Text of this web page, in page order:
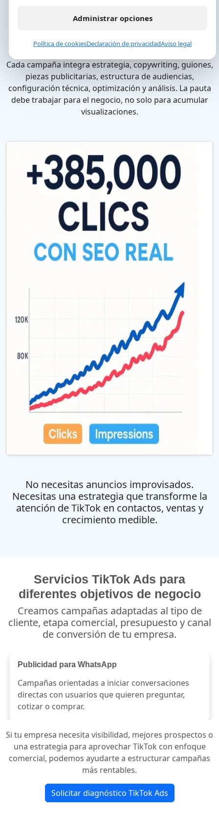
marcas que buscan llegar a nuevas
segmentadas y medibles.
Cada campaña integra estrategia, copywriting, guiones,
piezas publicitarias, estructura de audiencias,
configuración técnica, optimización y análisis. La pauta
debe trabajar para el negocio, no solo para acumular
visualizaciones.
No necesitas anuncios improvisados.
Necesitas una estrategia que transforme la
atención de TikTok en contactos, ventas y
crecimiento medible.
Servicios TikTok Ads para
diferentes objetivos de negocio
Creamos campañas adaptadas al tipo de
cliente, etapa comercial, presupuesto y canal
de conversión de tu empresa.
Publicidad para WhatsApp
Campañas orientadas a iniciar conversaciones
directas con usuarios que quieren preguntar,
cotizar o comprar.
Si tu empresa necesita visibilidad, mejores prospectos o
una estrategia para aprovechar TikTok con enfoque
comercial, podemos ayudarte a estructurar campañas
más rentables.
Solicitar diagnóstico TikTok Ads
Administrar opciones
Política de cookiesDeclaración de privacidadAviso legal